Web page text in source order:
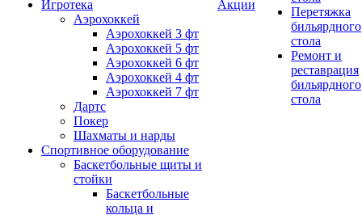
Игротека
Аэрохоккей
Аэрохоккей 3 фт
Аэрохоккей 5 фт
Аэрохоккей 6 фт
Аэрохоккей 4 фт
Аэрохоккей 7 фт
Дартс
Покер
Шахматы и нарды
Спортивное оборудование
Баскетбольные щиты и
стойки
Баскетбольные
кольца и
Акции
Перетяжка
бильярдного
стола
Ремонт и
реставрация
бильярдного
стола